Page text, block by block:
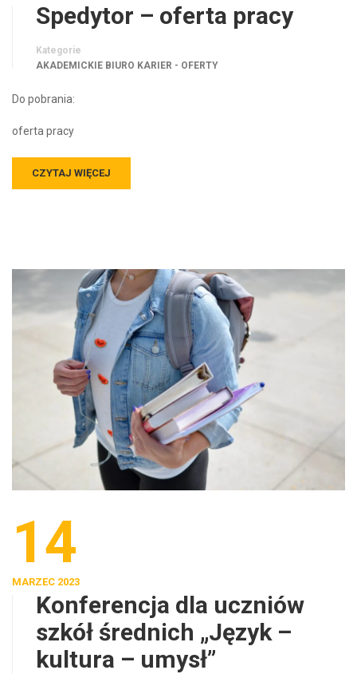
Spedytor – oferta pracy
Kategorie
AKADEMICKIE BIURO KARIER - OFERTY
Do pobrania:
oferta pracy
CZYTAJ WIĘCEJ
14
MARZEC 2023
Konferencja dla uczniów
szkół średnich „Język –
kultura – umysł”